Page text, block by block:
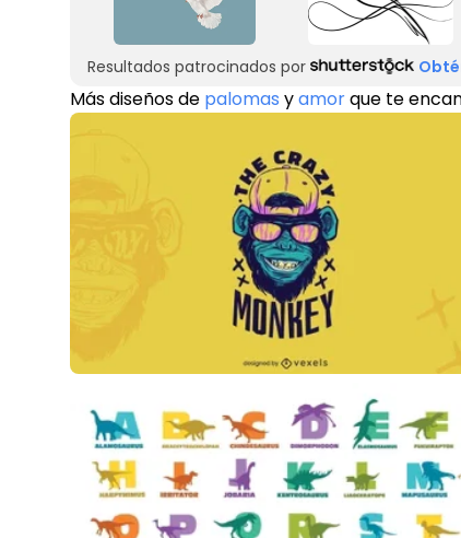
Resultados patrocinados por
Más diseños de palomas yamorque te